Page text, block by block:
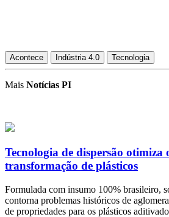
Acontece Indústria 4.0 Tecnologia
Mais Notícias PI
Tecnologia de dispersão otimiza
transformação de plásticos
Formulada com insumo 100% brasileiro,
contorna problemas históricos de
de propriedades para os plásticos